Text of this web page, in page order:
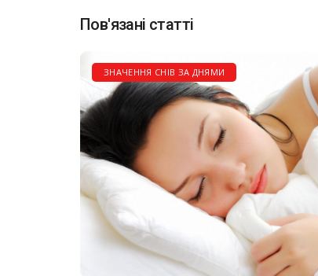
Пов'язані статті
ЗНАЧЕННЯ СНІВ ЗА ДНЯМИ